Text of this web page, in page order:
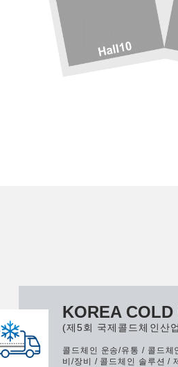
KOREA COLD
(제5회 국제콜드체인산
콜드체인 운송/유통 / 콜드체
비/장비 / 콜드체인 솔루션 /